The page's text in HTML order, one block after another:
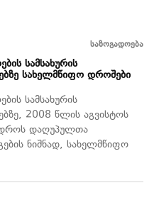
საზოგადოება
სამსახურის
სახელმწიფო დროშები
სამსახურის
2008 წლის აგვისტოს
დროს დაღუპულთა
ნიშნად, სახელმწიფო